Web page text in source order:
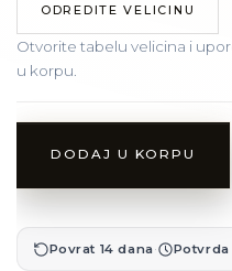
ODREDITE VELICINU
Otvorite tabelu velicina i
u korpu.
DODAJ U KORPU
Povrat 14 dana·